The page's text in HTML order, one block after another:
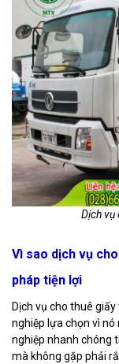
Dịch vụ
Vì sao dịch vụ
pháp tiện lợi
Dịch vụ cho thuê
nghiệp lựa chọn vì
nghiệp nhanh chóng
mà không gặp phải